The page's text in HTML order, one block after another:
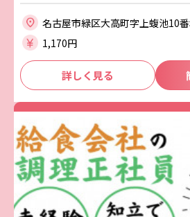
名古屋市緑区大高町字上蝮池10
1,170円
詳しく見る